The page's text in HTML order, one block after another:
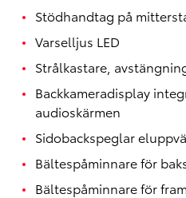
Stödhandtag på
Varselljus LED
Strålkastare,
Backkameradisplay
audioskärmen
Sidobackspeglar
Bältespåminnare för
Bältespåminnare för